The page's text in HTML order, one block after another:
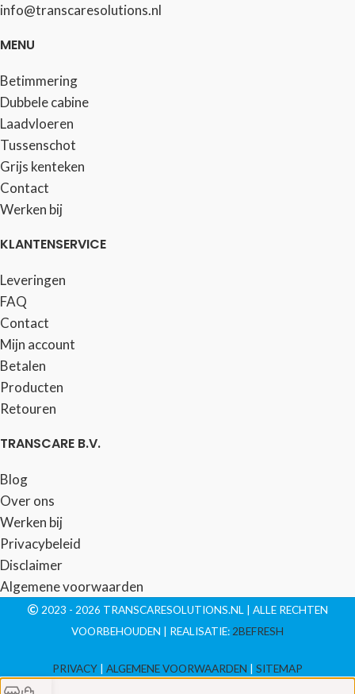
info@transcaresolutions.nl
MENU
Betimmering
Dubbele cabine
Laadvloeren
Tussenschot
Grijs kenteken
Contact
Werken bij
KLANTENSERVICE
Leveringen
FAQ
Contact
Mijn account
Betalen
Producten
Retouren
TRANSCARE B.V.
Blog
Over ons
Werken bij
Privacybeleid
Disclaimer
Algemene voorwaarden
2023 - 2026 TRANSCARESOLUTIONS.NL | ALLE RECHTEN
VOORBEHOUDEN | REALISATIE: 2BEFRESH
PRIVACY ALGEMENE VOORWAARDEN SITEMAP